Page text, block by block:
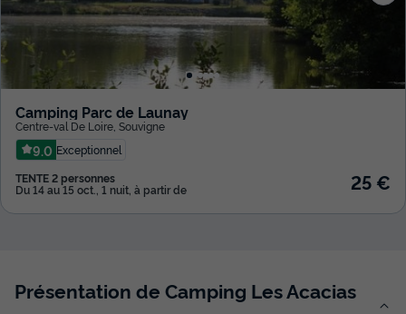
Camping Parc de Launay
Centre-val De Loire Souvigne
9.0 Exceptionnel
TENTE 2 personnes
Du 14 au 15 oct., 1 nuit, à partir de 25 €
Présentation de Camping Les Acacias